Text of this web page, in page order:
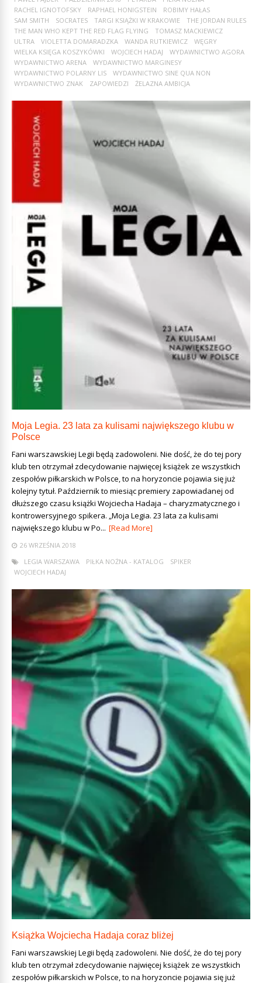
RACHEL IGNOTOFSKY
RAPHAEL HONIGSTEIN
ROBIMY HAŁAS
SAM SMITH
SOCRATES TARGI KSIĄŻKI W KRAKOWIE
THE JORDAN RULES
THE MAN WHO KEPT THE RED FLAG FLYING
TOMASZ MACKIEWICZ
ULTRA
VIOLETTA DOMARADZKA WANDA RUTKIEWICZ
WĘGRY
WIELKA KSIĘGA KOSZYKÓWKI
WOJCIECH HADAJ
WYDAWNICTWO AGORA
WYDAWNICTWO ARENA
WYDAWNICTWO MARGINESY
WYDAWNICTWO POLARNY LIS
WYDAWNICTWO SINE QUA NON
WYDAWNICTWO ZNAK
ZAPOWIEDZI ŻELAZNA AMBICJA
Moja Legia. 23 lata za kulisami największego klubu w
Polsce
Fani warszawskiej Legii będą zadowoleni. Nie dość, że do tej pory
klub ten otrzymał zdecydowanie najwięcej książek ze wszystkich
zespołów piłkarskich w Polsce, to na horyzoncie pojawia się już
kolejny tytuł. Październik to miesiąc premiery zapowiadanej od
dłuższego czasu książki Wojciecha Hadaja – charyzmatycznego i
kontrowersyjnego spikera. „Moja Legia. 23 lata za kulisami
największego klubu w Po... [Read More]
26 WRZEŚNIA 2018
LEGIA WARSZAWA
PIŁKA NOŻNA - KATALOG
SPIKER
WOJCIECH HADAJ
Książka Wojciecha Hadaja coraz bliżej
Fani warszawskiej Legii będą zadowoleni. Nie dość, że do tej pory
klub ten otrzymał zdecydowanie najwięcej książek ze wszystkich
zespołów piłkarskich w Polsce, to na horyzoncie pojawia się już